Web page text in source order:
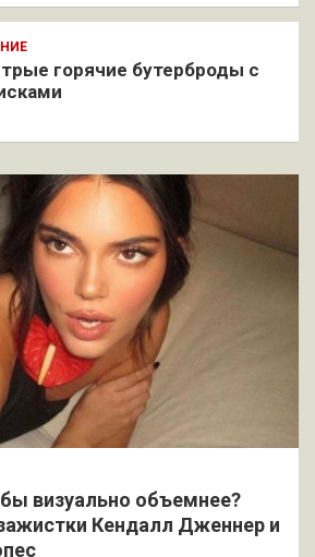
горячие бутерброды с
визуально объемнее?
Кендалл Дженнер и